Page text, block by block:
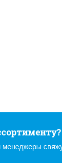
менеджеры